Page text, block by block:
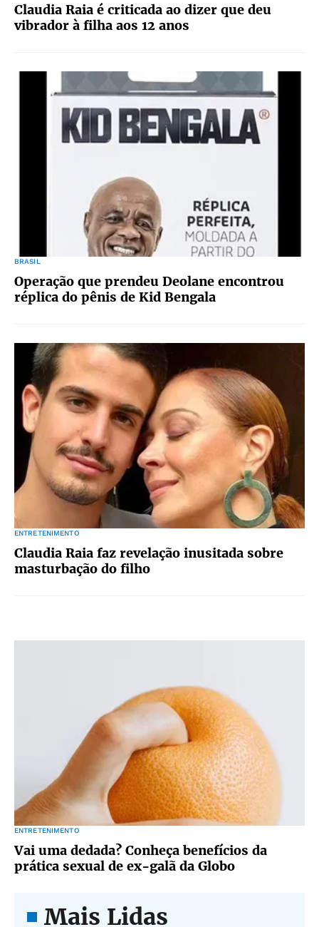
Claudia Raia é criticada ao dizer que deu
vibrador à filha aos 12 anos
BRASIL
Operação que prendeu Deolane encontrou
réplica do pênis de Kid Bengala
ENTRETENIMENTO
Claudia Raia faz revelação inusitada sobre
masturbação do filho
ENTRETENIMENTO
Vai uma dedada? Conheça benefícios da
prática sexual de ex-galã da Globo
Mais Lidas